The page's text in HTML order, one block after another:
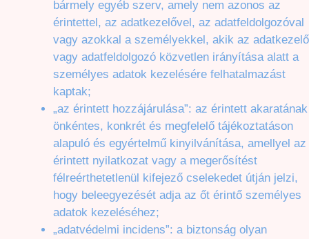
bármely egyéb szerv, amely nem azonos az
érintettel, az adatkezelővel, az adatfeldolgozóval
vagy azokkal a személyekkel, akik az adatkezelő
vagy adatfeldolgozó közvetlen irányítása alatt a
személyes adatok kezelésére felhatalmazást
kaptak;
„az érintett hozzájárulása”: az érintett akaratának
önkéntes, konkrét és megfelelő tájékoztatáson
alapuló és egyértelmű kinyilvánítása, amellyel az
érintett nyilatkozat vagy a megerősítést
félreérthetetlenül kifejező cselekedet útján jelzi,
hogy beleegyezését adja az őt érintő személyes
adatok kezeléséhez;
„adatvédelmi incidens”: a biztonság olyan